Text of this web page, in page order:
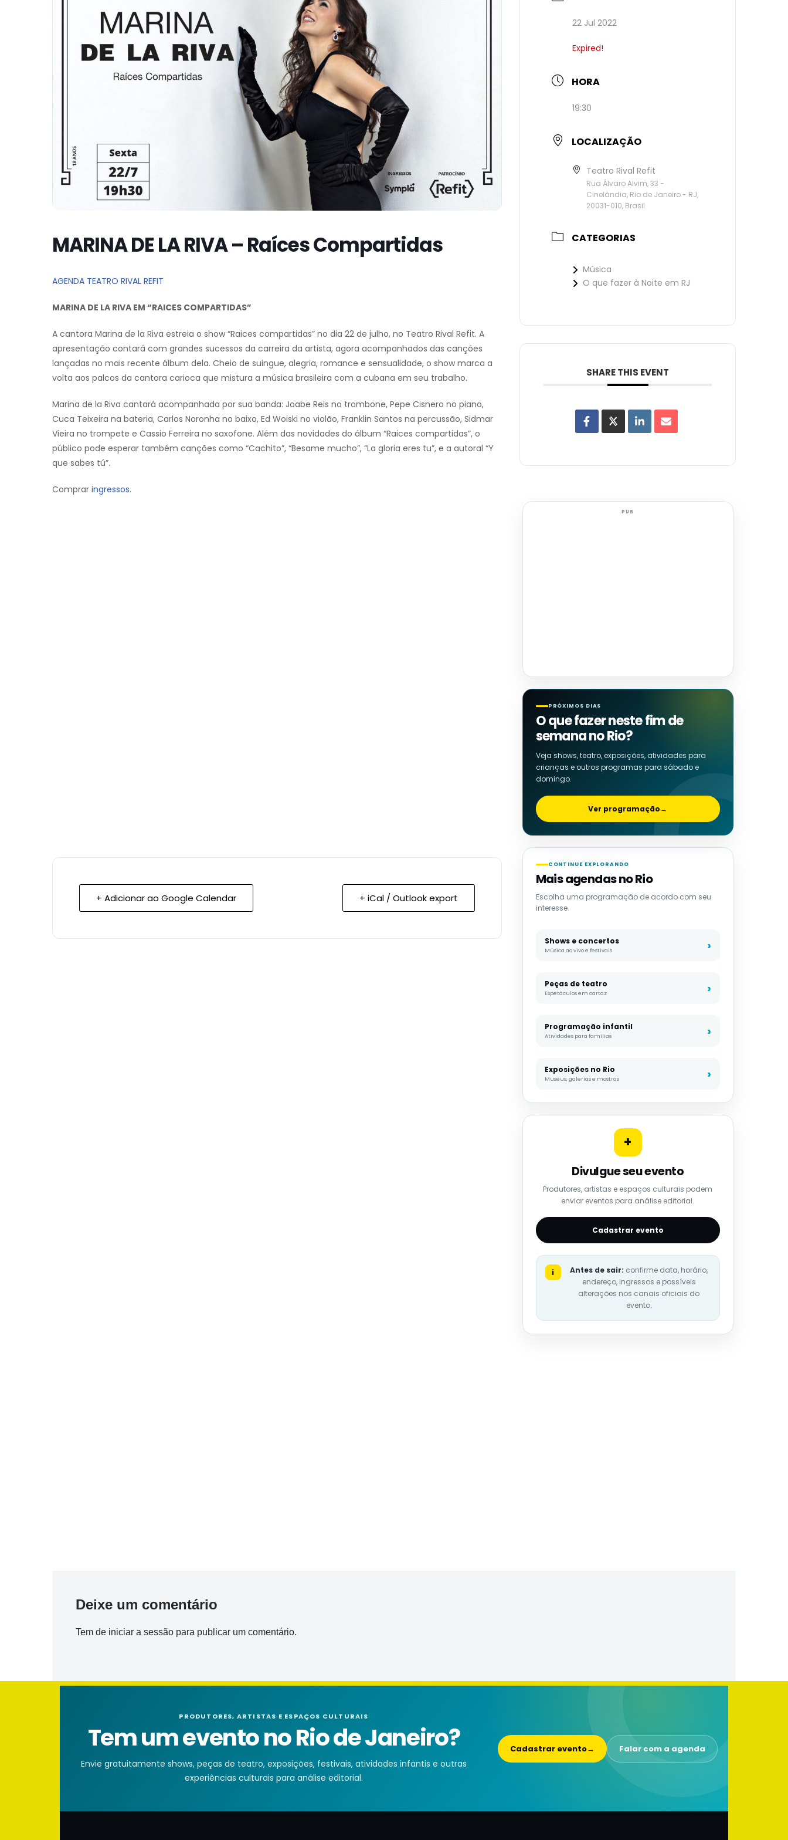
MARINA DE LA RIVA – Raíces Compartidas
AGENDA TEATRO RIVAL REFIT
MARINA DE LA RIVA EM “RAICES COMPARTIDAS”
A cantora Marina de la Riva estreia o show “Raices compartidas” no dia 22 de julho, no Teatro Rival Refit. A
apresentação contará com grandes sucessos da carreira da artista, agora acompanhados das canções
lançadas no mais recente álbum dela. Cheio de suingue, alegria, romance e sensualidade, o show marca a
volta aos palcos da cantora carioca que mistura a música brasileira com a cubana em seu trabalho.
Marina de la Riva cantará acompanhada por sua banda: Joabe Reis no trombone, Pepe Cisnero no piano,
Cuca Teixeira na bateria, Carlos Noronha no baixo, Ed Woiski no violão, Franklin Santos na percussão, Sidmar
Vieira no trompete e Cassio Ferreira no saxofone. Além das novidades do álbum “Raices compartidas”, o
público pode esperar também canções como “Cachito”, “Besame mucho”, “La gloria eres tu”, e a autoral “Y
que sabes tú”.
Comprar ingressos.
+ Adicionar ao Google Calendar + iCal / Outlook export
22 Jul 2022
Expired!
HORA
19:30
LOCALIZAÇÃO
Teatro Rival Refit
Rua Álvaro Alvim, 33 -
Cinelândia, Rio de Janeiro - RJ,
20031-010, Brasil
CATEGORIAS
Música
O que fazer à Noite em RJ
SHARE THIS EVENT
PUB
PRÓXIMOS DIAS
O que fazer neste fim de
semana no Rio?
Veja shows, teatro, exposições, atividades para
crianças e outros programas para sábado e
domingo.
Ver programação→
CONTINUE EXPLORANDO
Mais agendas no Rio
Escolha uma programação de acordo com seu
interesse.
Shows e concertos
Música ao vivo e festivais
Peças de teatro
Espetáculos em cartaz
Programação infantil
Atividades para famílias
Exposições no Rio
Museus, galerias e mostras
+
Divulgue seu evento
Produtores, artistas e espaços culturais podem
enviar eventos para análise editorial.
Cadastrar evento
i Antes de sair: confirme data, horário,
endereço, ingressos e possíveis
alterações nos canais oficiais do
evento.
Deixe um comentário
Tem de iniciar a sessão para publicar um comentário.
PRODUTORES, ARTISTAS E ESPAÇOS CULTURAIS
Tem um evento no Rio de Janeiro?
Envie gratuitamente shows, peças de teatro, exposições, festivais, atividades infantis e outras
experiências culturais para análise editorial.
Cadastrar evento→ Falar com a agenda